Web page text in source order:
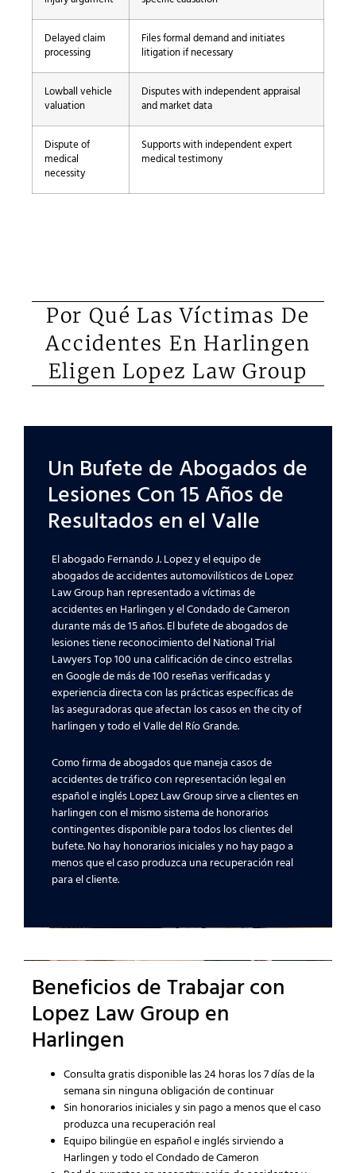
Delayed claim
processing
Files formal demand and initiates
litigation if necessary
Lowball vehicle
valuation
Disputes with independent appraisal
and market data
Dispute of
medical
necessity
Supports with independent expert
medical testimony
Por Qué Las Víctimas De
Accidentes En Harlingen
Eligen Lopez Law Group
Un Bufete de Abogados de
Lesiones Con 15 Años de
Resultados en el Valle
El abogado Fernando J. Lopez y el equipo de
abogados de accidentes automovilísticos de Lopez
Law Group han representado a víctimas de
accidentes en Harlingen y el Condado de Cameron
durante más de 15 años. El bufete de abogados de
lesiones tiene reconocimiento del National Trial
Lawyers Top 100 una calificación de cinco estrellas
en Google de más de 100 reseñas verificadas y
experiencia directa con las prácticas específicas de
las aseguradoras que afectan los casos en the city of
harlingen y todo el Valle del Río Grande.
Como firma de abogados que maneja casos de
accidentes de tráfico con representación legal en
español e inglés Lopez Law Group sirve a clientes en
harlingen con el mismo sistema de honorarios
contingentes disponible para todos los clientes del
bufete. No hay honorarios iniciales y no hay pago a
menos que el caso produzca una recuperación real
para el cliente.
Beneficios de Trabajar con
Lopez Law Group en
Harlingen
Consulta gratis disponible las 24 horas los 7 días de la
semana sin ninguna obligación de continuar
Sin honorarios iniciales y sin pago a menos que el caso
produzca una recuperación real
Equipo bilingüe en español e inglés sirviendo a
Harlingen y todo el Condado de Cameron